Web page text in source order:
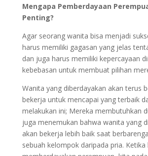
Mengapa Pemberdayaan
Penting?
Agar seorang wanita bisa menjadi
harus memiliki gagasan yang jelas
dan juga harus memiliki kepercayaan
kebebasan untuk membuat pilihan
Wanita yang diberdayakan akan terus
bekerja untuk mencapai yang terbaik
melakukan ini; Mereka membutuhkan
juga menemukan bahwa wanita yang
akan bekerja lebih baik saat
sebuah kelompok daripada pria. Ketika